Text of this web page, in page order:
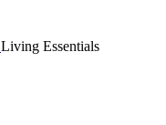
Living Essentials